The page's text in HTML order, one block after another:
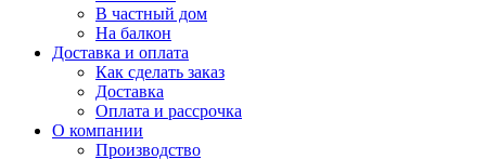
В частный дом
На балкон
Доставка и оплата
Как сделать заказ
Доставка
Оплата и рассрочка
О компании
Производство